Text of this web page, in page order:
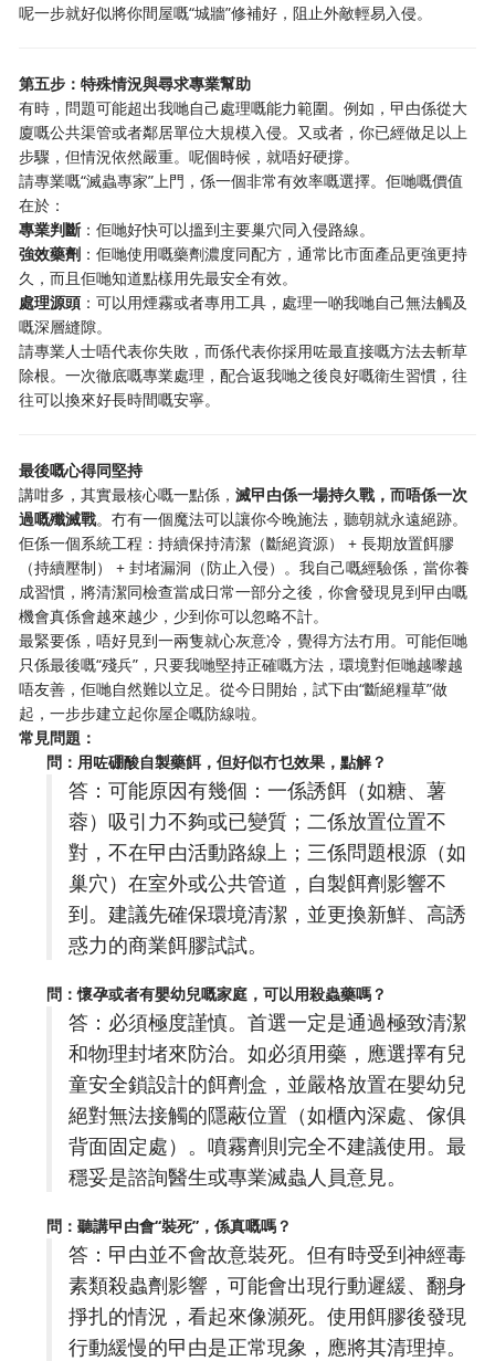
呢一步就好似將你間屋嘅“城牆”修補好，阻止外敵輕易入侵。
第五步：特殊情況與尋求專業幫助
有時，問題可能超出我哋自己處理嘅能力範圍。例如，曱甴係從大
廈嘅公共渠管或者鄰居單位大規模入侵。又或者，你已經做足以上
步驟，但情況依然嚴重。呢個時候，就唔好硬撐。
請專業嘅“滅蟲專家”上門，係一個非常有效率嘅選擇。佢哋嘅價值
在於：
專業判斷：佢哋好快可以搵到主要巢穴同入侵路線。
強效藥劑 ：佢哋使用嘅藥劑濃度同配方，通常比市面產品更強更持
久，而且佢哋知道點樣用先最安全有效。
處理源頭 ：可以用煙霧或者專用工具，處理一啲我哋自己無法觸及
嘅深層縫隙。
請專業人士唔代表你失敗，而係代表你採用咗最直接嘅方法去斬草
除根。一次徹底嘅專業處理，配合返我哋之後良好嘅衛生習慣，往
往可以換來好長時間嘅安寧。
最後嘅心得同堅持
講咁多，其實最核心嘅一點係，滅曱甴係一場持久戰，而唔係一次
過嘅殲滅戰。冇有一個魔法可以讓你今晚施法，聽朝就永遠絕跡。
佢係一個系統工程：持續保持清潔（斷絕資源） + 長期放置餌膠
（持續壓制） + 封堵漏洞（防止入侵）。我自己嘅經驗係，當你養
成習慣，將清潔同檢查當成日常一部分之後，你會發現見到曱甴嘅
機會真係會越來越少，少到你可以忽略不計。
最緊要係，唔好見到一兩隻就心灰意冷，覺得方法冇用。可能佢哋
只係最後嘅“殘兵”，只要我哋堅持正確嘅方法，環境對佢哋越嚟越
唔友善，佢哋自然難以立足。從今日開始，試下由“斷絕糧草”做
起，一步步建立起你屋企嘅防線啦。
常見問題：
問：用咗硼酸自製藥餌，但好似冇乜效果，點解？
答：可能原因有幾個：一係誘餌（如糖、薯
蓉）吸引力不夠或已變質；二係放置位置不
對，不在曱甴活動路線上；三係問題根源（如
巢穴）在室外或公共管道，自製餌劑影響不
到。建議先確保環境清潔，並更換新鮮、高誘
惑力的商業餌膠試試。
問：懷孕或者有嬰幼兒嘅家庭，可以用殺蟲藥嗎？
答：必須極度謹慎。首選一定是通過極致清潔
和物理封堵來防治。如必須用藥，應選擇有兒
童安全鎖設計的餌劑盒，並嚴格放置在嬰幼兒
絕對無法接觸的隱蔽位置（如櫃內深處、傢俱
背面固定處）。噴霧劑則完全不建議使用。最
穩妥是諮詢醫生或專業滅蟲人員意見。
問：聽講曱甴會“裝死”，係真嘅嗎？
答：曱甴並不會故意裝死。但有時受到神經毒
素類殺蟲劑影響，可能會出現行動遲緩、翻身
掙扎的情況，看起來像瀕死。使用餌膠後發現
行動緩慢的曱甴是正常現象，應將其清理掉。